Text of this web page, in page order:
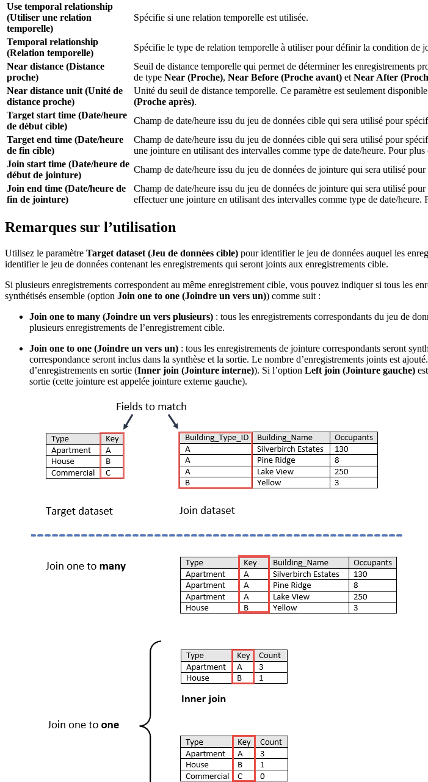
Use temporal relationship
(Utiliser une relation
temporelle)
Spécifie si une relation temporelle est utilisée.
Temporal relationship
(Relation temporelle)
Spécifie le type de relation temporelle à utiliser pour définir la condition de
Near distance (Distance
proche)
Seuil de distance temporelle qui permet de déterminer les enregistrements
de type Near (Proche), Near Before (Proche avant) et Near After
Near distance unit (Unité de
distance proche)
Unité du seuil de distance temporelle. Ce paramètre est seulement
(Proche après).
Target start time (Date/heure
de début cible)
Champ de date/heure issu du jeu de données cible qui sera utilisé pour
Target end time (Date/heure
de fin cible)
Champ de date/heure issu du jeu de données cible qui sera utilisé pour
une jointure en utilisant des intervalles comme type de date/heure. Pour
Join start time (Date/heure de
début de jointure)
Champ de date/heure issu du jeu de données de jointure qui sera utilisé
Join end time (Date/heure de
fin de jointure)
Champ de date/heure issu du jeu de données de jointure qui sera utilisé
effectuer une jointure en utilisant des intervalles comme type de date/
Remarques sur l’utilisation
Utilisez le paramètre Target dataset (Jeu de données cible) pour identifier le jeu de données auquel les
identifier le jeu de données contenant les enregistrements qui seront joints aux enregistrements cible.
Si plusieurs enregistrements correspondent au même enregistrement cible, vous pouvez indiquer si tous les
synthétisés ensemble (option Join one to one (Joindre un vers un)) comme suit :
Join one to many (Joindre un vers plusieurs) : tous les enregistrements correspondants du jeu de
plusieurs enregistrements de l’enregistrement cible.
Join one to one (Joindre un vers un) : tous les enregistrements de jointure correspondants seront
correspondance seront inclus dans la synthèse et la sortie. Le nombre d’enregistrements joints est
d’enregistrements en sortie (Inner join (Jointure interne)). Si l’option Left join (Jointure gauche)
sortie (cette jointure est appelée jointure externe gauche).